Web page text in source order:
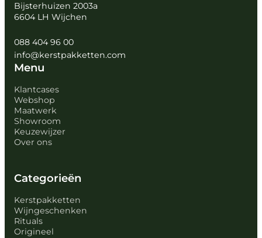
Bijsterhuizen 2003a
6604 LH Wijchen
088 404 96 00
info@kerstpakketten.com
Menu
Klantcases
Webshop
Maatwerk
Showroom
Keuzewijzer
Over ons
Categorieën
Kerstpakketten
Wijngeschenken
Rituals
Origineel